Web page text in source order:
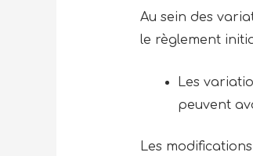
Au sein des
le règlement
Les
peuvent
Les